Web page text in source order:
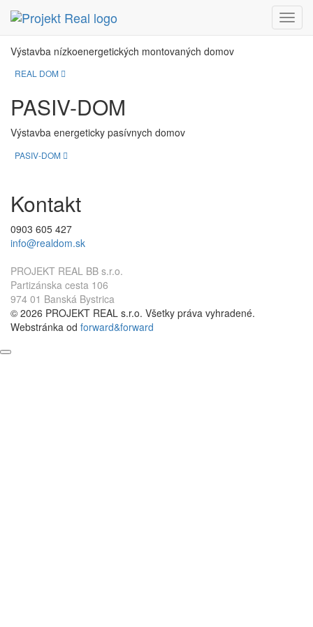
Menu
REAL DOM
Výstavba nízkoenergetických montovaných domov
REAL DOM
PASIV-DOM
Výstavba energeticky pasívnych domov
PASIV-DOM
Kontakt
0903 605 427
info@realdom.sk
PROJEKT REAL BB s.r.o.
Partizánska cesta 106
974 01 Banská Bystrica
© 2026 PROJEKT REAL s.r.o. Všetky práva vyhradené.
Webstránka od forward&forward